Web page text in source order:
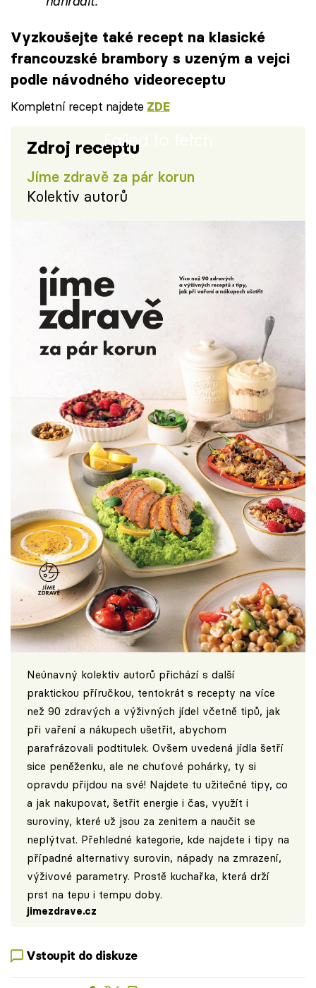
Vyzkoušejte také recept na klasické
francouzské brambory s uzeným a vejci
podle návodného videoreceptu
Kompletní recept najdete ZDE
Failed to fetch
Zdroj receptu
Jíme zdravě za pár korun
Kolektiv autorů
Neúnavný kolektiv autorů přichází s další
praktickou příručkou, tentokrát s recepty na více
než 90 zdravých a výživných jídel včetně tipů, jak
při vaření a nákupech ušetřit, abychom
parafrázovali podtitulek. Ovšem uvedená jídla šetří
sice peněženku, ale ne chuťové pohárky, ty si
opravdu přijdou na své! Najdete tu užitečné tipy, co
a jak nakupovat, šetřit energie i čas, využít i
suroviny, které už jsou za zenitem a naučit se
neplýtvat. Přehledné kategorie, kde najdete i tipy na
případné alternativy surovin, nápady na zmrazení,
výživové parametry. Prostě kuchařka, která drží
prst na tepu i tempu doby.
jimezdrave.cz
Vstoupit do diskuze